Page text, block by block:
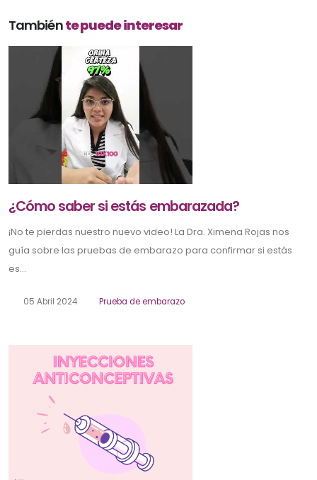
Tambiénte puede interesar
¿Cómo saber si estás embarazada?
¡No te pierdas nuestro nuevo video! La Dra. Ximena Rojas nos
guía sobre las pruebas de embarazo para confirmar si estás
es...
05 Abril 2024 Prueba de embarazo